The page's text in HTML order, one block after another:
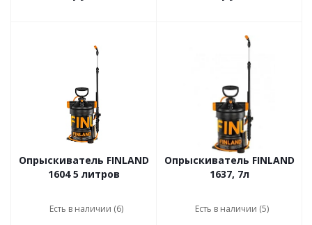
Опрыскиватель FINLAND
1604 5 литров
Есть в наличии (6)
Опрыскиватель FINLAND
1637, 7л
Есть в наличии (5)